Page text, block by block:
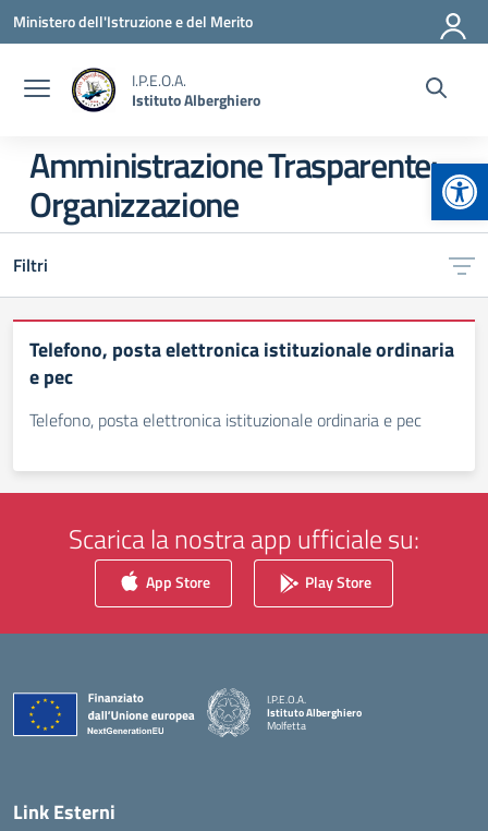
Vai ai contenuti
Vai al menu di navigazione
Vai al footer
Ministero dell'Istruzione e del Merito
I.P.E.O.A.
Istituto Alberghiero
Amministrazione Trasparente:
Organizzazione
Filtri
Telefono, posta elettronica istituzionale ordinaria
e pec
Telefono, posta elettronica istituzionale ordinaria e pec
Scarica la nostra app ufficiale su:
App Store Play Store
I.P.E.O.A.
Istituto Alberghiero
Molfetta
Link Esterni